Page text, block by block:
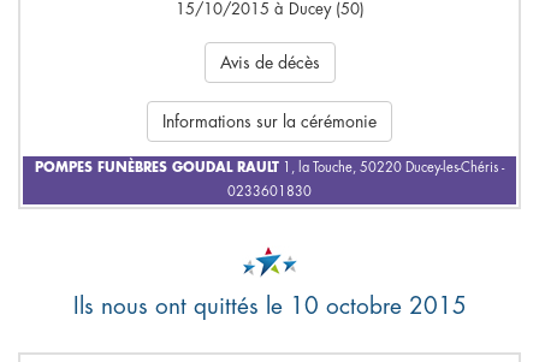
15/10/2015 à Ducey (50)
Avis de décès
Informations sur la cérémonie
POMPES FUNÈBRES GOUDAL RAULT 1, la Touche, 50220 Ducey-les-Chéris -
0233601830
Ils nous ont quittés le 10 octobre 2015